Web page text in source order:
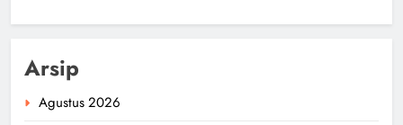
Arsip
Agustus 2026